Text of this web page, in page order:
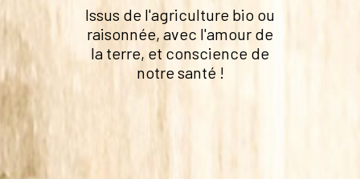
Issus de l'agriculture bio ou
raisonnée, avec l'amour de
la terre, et conscience de
notre santé !